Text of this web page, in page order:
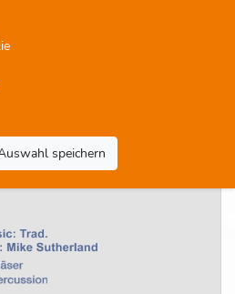
speichern
(FPM)